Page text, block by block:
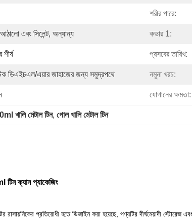
শরীর পারে:
এবং সিলেন্ট, অন্যান্য কভার 1:
প্রসবের তারিখ:
ডিএইচএল/এয়ার জাহাজের জন্য সমুদ্রপথে নমুনা খরচ:
যোগানের ক্ষমতা:
খালি মেটাল টিন, গোল খালি মেটাল টিন
টিন ক্যান প্যাকেজিং
রাসায়নিকের প্রতিরোধী হতে ডিজাইন করা হয়েছে, পণ্যটির দীর্ঘমেয়াদী স্টোরেজ